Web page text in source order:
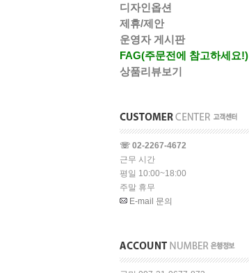
디자인옵션
제휴/제안
운영자 게시판
FAG(주문전에 참고하세요!)
상품리뷰보기
☏ 02-2267-4672
근무 시간
평일 10:00~18:00
주말 휴무
E-mail 문의